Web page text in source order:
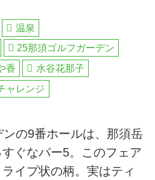
温泉
25那須ゴルフガーデン
香
水谷花那子
ャレンジ
の9番ホールは、那須岳
ぐなパー5。このフェア
イプ状の柄。実はティ